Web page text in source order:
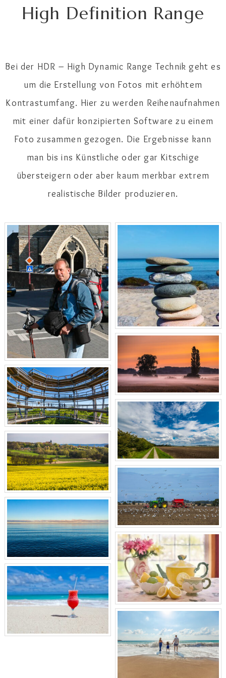
High Definition Range
Bei der HDR – High Dynamic Range Technik geht es
um die Erstellung von Fotos mit erhöhtem
Kontrastumfang. Hier zu werden Reihenaufnahmen
mit einer dafür konzipierten Software zu einem
Foto zusammen gezogen. Die Ergebnisse kann
man bis ins Künstliche oder gar Kitschige
übersteigern oder aber kaum merkbar extrem
realistische Bilder produzieren.